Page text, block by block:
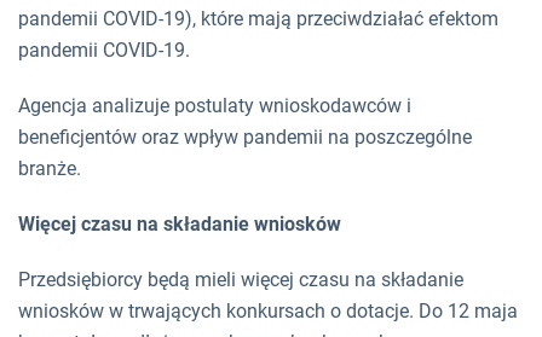
pandemii COVID-19), które mają przeciwdziałać efektom
pandemii COVID-19.
Agencja analizuje postulaty wnioskodawców i
beneficjentów oraz wpływ pandemii na poszczególne
branże.
Więcej czasu na składanie wniosków
Przedsiębiorcy będą mieli więcej czasu na składanie
wniosków w trwających konkursach o dotacje. Do 12 maja